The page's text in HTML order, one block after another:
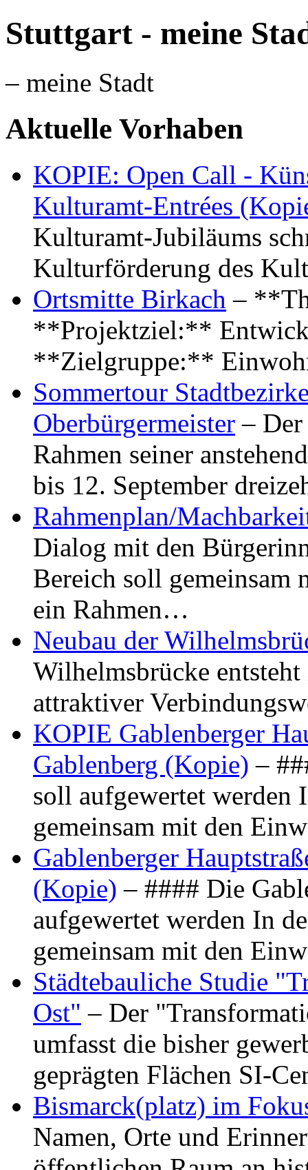
Stuttgart - meine
– meine Stadt
Aktuelle Vorhaben
KOPIE: Open Call -
Kulturamt-Entrées
Kulturamt-Jubiläums
Kulturförderung des
Ortsmitte Birkach –
**Projektziel:**
**Zielgruppe:**
Sommertour
Oberbürgermeister –
Rahmen seiner
bis 12. September
Rahmenplan/
Dialog mit den
Bereich soll gemeinsam
ein Rahmen…
Neubau der
Wilhelmsbrücke
attraktiver
KOPIE Gablenberger
Gablenberg (Kopie) –
soll aufgewertet werden
gemeinsam mit den
Gablenberger
(Kopie) – #### Die
aufgewertet werden In
gemeinsam mit den
Städtebauliche Studie
Ost" – Der
umfasst die bisher
geprägten Flächen SI-
Bismarck(platz) im
Namen, Orte und